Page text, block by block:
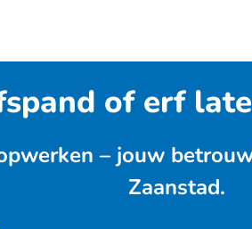
of erf
– jouw
Zaanstad.